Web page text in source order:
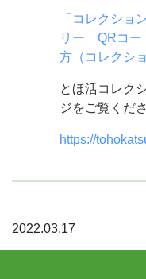
「コレクショ
リー QRコー
方（コレクシ
とほ活コレク
ジをご覧くださ
https://
2022.03.17